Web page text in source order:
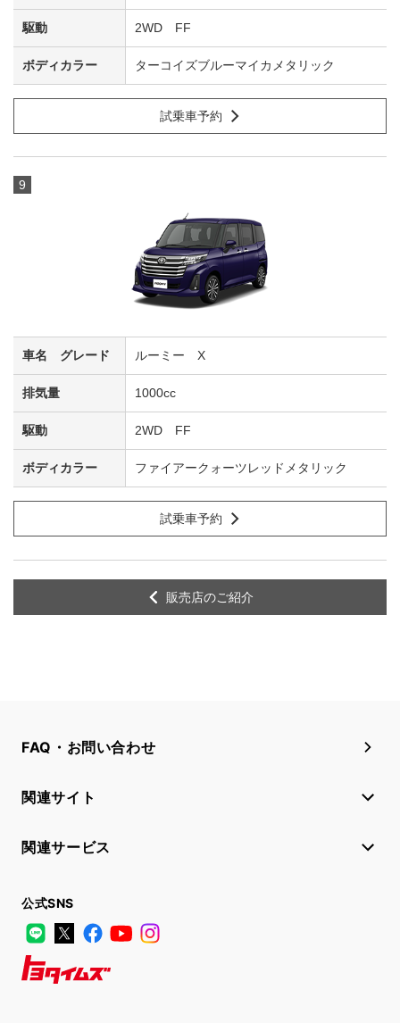
2WD FF
ターコイズブルーマイカメタリック
試乗車予約
9
ルーミー X
1000cc
2WD FF
ファイアークォーツレッドメタリック
試乗車予約
販売店のご紹介
FAQ・お問い合わせ
関連サイト
関連サービス
公式SNS
LINE
X FacebookYouTube